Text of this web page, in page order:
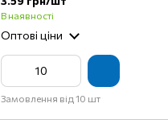
В наявності
Оптові ціни
Замовлення від 10 шт